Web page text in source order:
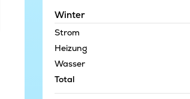
Winter
Strom
Heizung
Wasser
Total